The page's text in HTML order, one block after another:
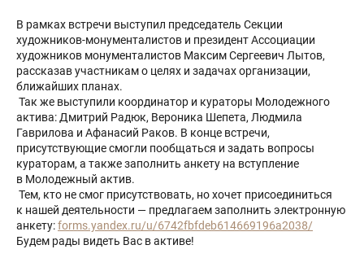
В рамках встречи выступил председатель Секции
художников-монументалистов и президент Ассоциации
художников монументалистов Максим Сергеевич Лытов,
рассказав участникам о целях и задачах организации,
ближайших планах.
Так же выступили координатор и кураторы Молодежного
актива: Дмитрий Радюк, Вероника Шепета, Людмила
Гаврилова и Афанасий Раков. В конце встречи,
присутствующие смогли пообщаться и задать вопросы
кураторам, а также заполнить анкету на вступление
в Молодежный актив.
Тем, кто не смог присутствовать, но хочет присоединиться
к нашей деятельности — предлагаем заполнить электронную
анкету:forms.yandex.ru/u/6742fbfdeb614669196a2038/
Будем рады видеть Вас в активе!